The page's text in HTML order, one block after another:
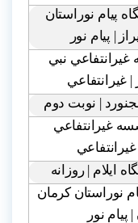
پيام نوراستان
| پيام نور
نبي
غيرانتفاعي
| نوبت دوم
غيرانتفاعي
ايلام | روزانه
نوراستان کرمان
نور